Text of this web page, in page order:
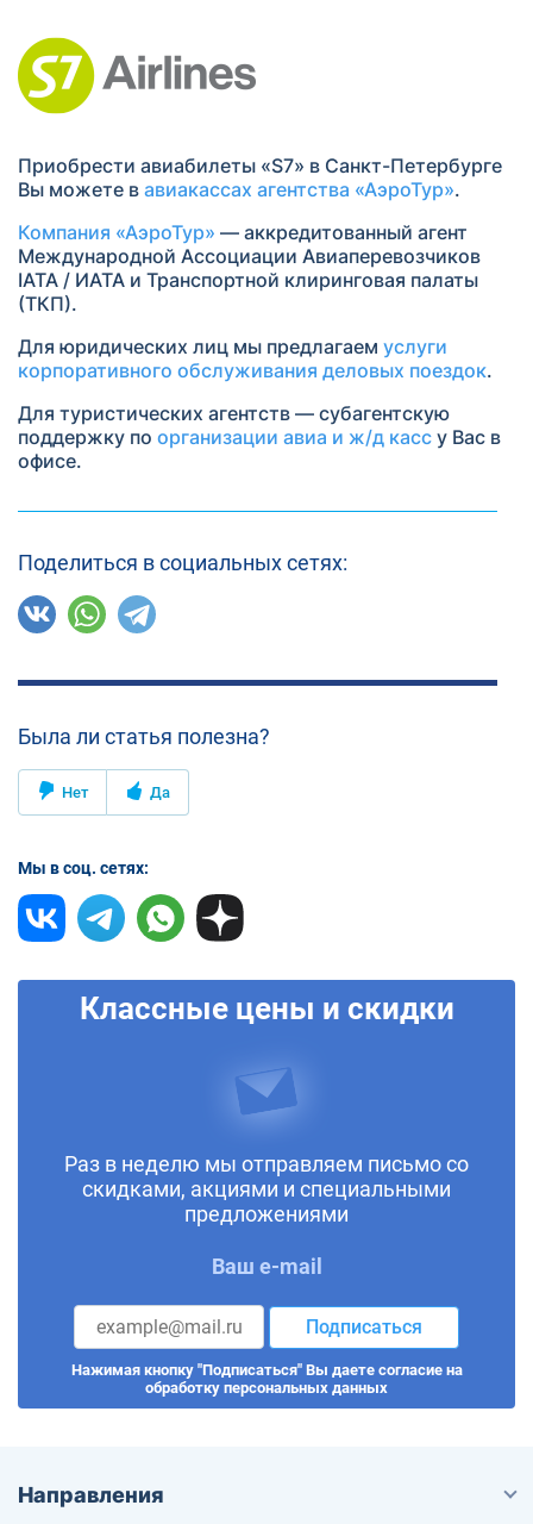
Приобрести авиабилеты «S7» в Санкт-Петербурге
Вы можете в авиакассах агентства «АэроТур».
Компания «АэроТур» — аккредитованный агент
Международной Ассоциации Авиаперевозчиков
IATA / ИАТА и Транспортной клиринговая палаты
(ТКП).
Для юридических лиц мы предлагаем услуги
корпоративного обслуживания деловых поездок.
Для туристических агентств — субагентскую
поддержку по организации авиа и ж/д касс у Вас в
офисе.
Поделиться в социальных сетях:
Была ли статья полезна?
Нет Да
Мы в соц. сетях:
Классные цены и скидки
Раз в неделю мы отправляем письмо со
скидками, акциями и специальными
предложениями
Ваш e-mail
Подписаться
Нажимая кнопку "Подписаться" Вы даете согласие на
обработку персональных данных
Направления